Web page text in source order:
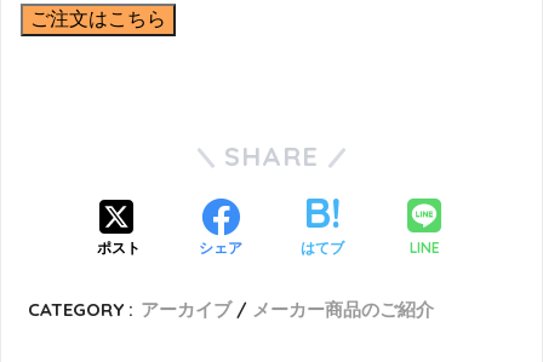
ご注文はこちら
SHARE
ポスト シェア はてブ LINE
CATEGORY : アーカイブ メーカー商品のご紹介